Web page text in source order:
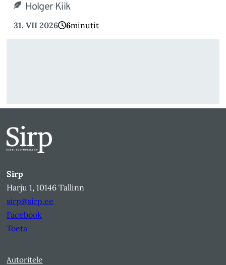
Holger Kiik
31. VII 2026 6minutit
Sirp
Harju 1, 10146 Tallinn
sirp@sirp.ee
Facebook
Toeta
Autoritele